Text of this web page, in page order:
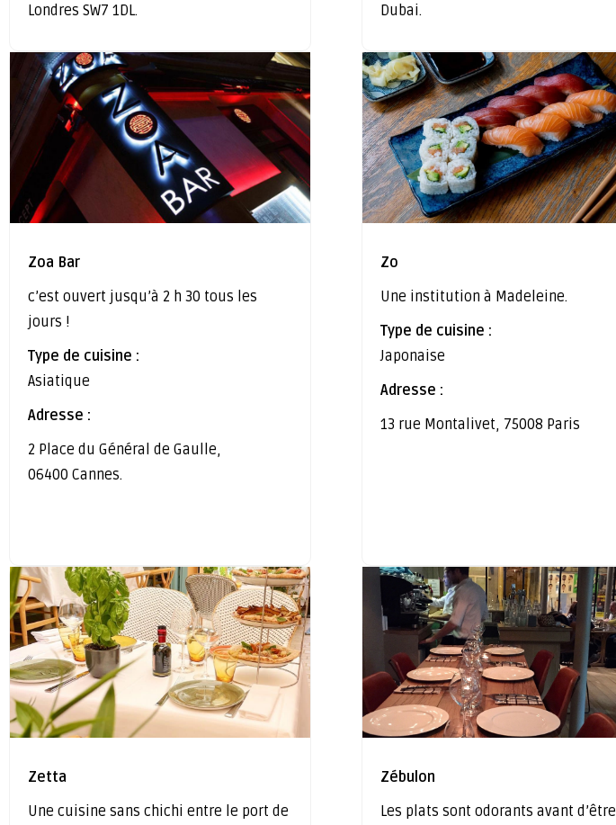
Londres SW7 1DL.
Dubai.
Zoa Bar
c’est ouvert jusqu’à 2 h 30 tous les
jours !
Type de cuisine :
Asiatique
Adresse :
2 Place du Général de Gaulle,
06400 Cannes.
Zo
Une institution à Madeleine.
Type de cuisine :
Japonaise
Adresse :
13 rue Montalivet, 75008 Paris
Zetta
Une cuisine sans chichi entre le port de
Zébulon
Les plats sont odorants avant d’être